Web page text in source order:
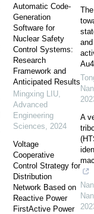
Automatic Code-
Generation
Software for
Nuclear Safety
Control Systems:
Research
Framework and
Anticipated Results
Mingxing LIU,
Advanced
Engineering
Sciences, 2024
Voltage
Cooperative
Control Strategy for
Distribution
Network Based on
Reactive Power
FirstActive Power
A